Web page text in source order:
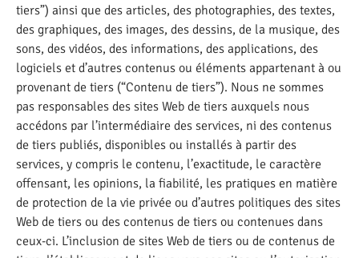
tiers”) ainsi que des articles, des photographies, des textes,
des graphiques, des images, des dessins, de la musique, des
sons, des vidéos, des informations, des applications, des
logiciels et d’autres contenus ou éléments appartenant à ou
provenant de tiers (“Contenu de tiers”). Nous ne sommes
pas responsables des sites Web de tiers auxquels nous
accédons par l’intermédiaire des services, ni des contenus
de tiers publiés, disponibles ou installés à partir des
services, y compris le contenu, l’exactitude, le caractère
offensant, les opinions, la fiabilité, les pratiques en matière
de protection de la vie privée ou d’autres politiques des sites
Web de tiers ou des contenus de tiers ou contenues dans
ceux-ci. L’inclusion de sites Web de tiers ou de contenus de